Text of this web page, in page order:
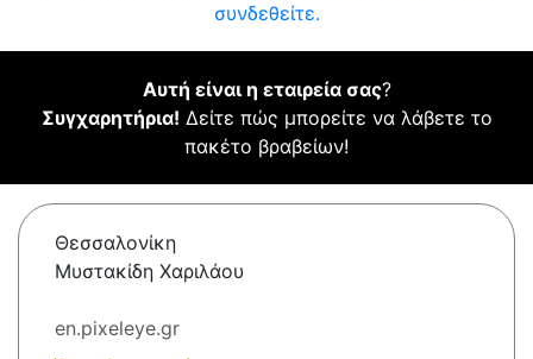
συνδεθείτε.
Αυτή είναι η εταιρεία σας?
Συγχαρητήρια! Δείτε πώς μπορείτε να λάβετε το
πακέτο βραβείων!
Θεσσαλονίκη
Μυστακίδη Χαριλάου
en.pixeleye.gr